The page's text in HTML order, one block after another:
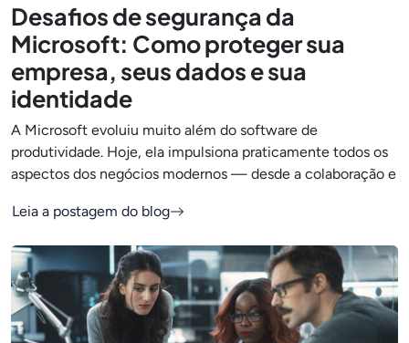
Desafios de segurança da
Microsoft: Como proteger sua
empresa, seus dados e sua
identidade
A Microsoft evoluiu muito além do software de
produtividade. Hoje, ela impulsiona praticamente todos os
aspectos dos negócios modernos — desde a colaboração e
Leia a postagem do blog